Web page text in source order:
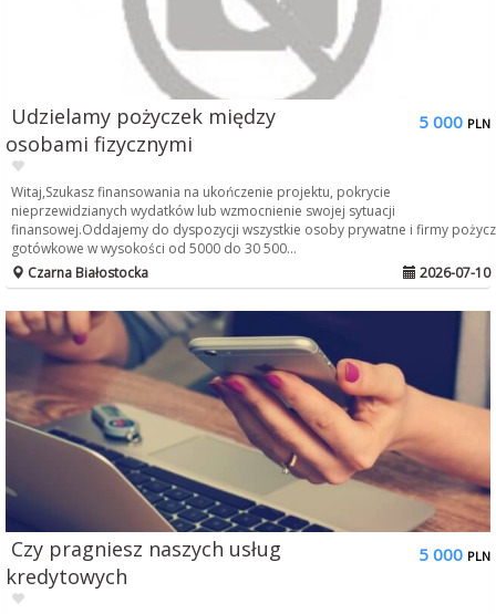
Udzielamy pożyczek między
osobami fizycznymi
5 000 PLN
Witaj,Szukasz finansowania na ukończenie projektu, pokrycie
nieprzewidzianych wydatków lub wzmocnienie swojej sytuacji
finansowej.Oddajemy do dyspozycji wszystkie osoby prywatne i firmy
gotówkowe w wysokości od 5000 do 30 500...
Czarna Białostocka
2026-07-10
Czy pragniesz naszych usług
kredytowych
5 000 PLN